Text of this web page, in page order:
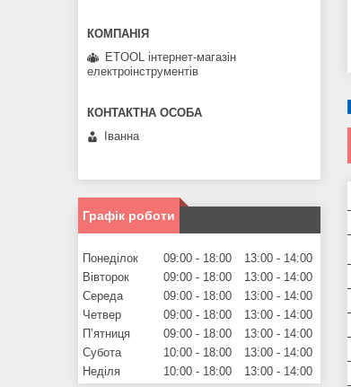
ETOOL інтернет-магазін
електроінструментів
Іванна
Графік роботи
Понеділок 09:00 18:00 13:00
14:00
Вівторок
09:00 18:00 13:00
14:00
Середа
09:00 18:00 13:00
14:00
Четвер
09:00 18:00 13:00
14:00
Пʼятниця
09:00 18:00 13:00
14:00
Субота
10:00 18:00 13:00
14:00
Неділя
10:00 18:00 13:00 14:00